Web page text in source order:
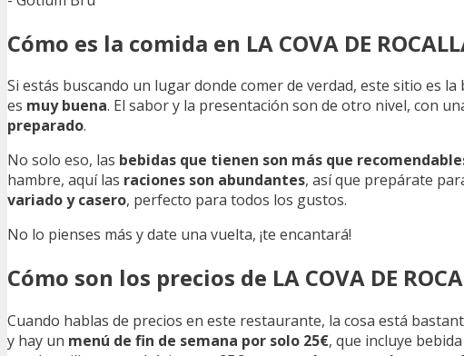
Cómo es la comida en LA COVA DE
Si estás buscando un lugar donde comer de verdad, este sitio es la
es muy buena. El sabor y la presentación son de otro nivel, con
preparado.
No solo eso, las bebidas que tienen son más que
hambre, aquí las raciones son abundantes, así que prepárate
variado y casero, perfecto para todos los gustos.
No lo pienses más y date una vuelta, ¡te encantará!
Cómo son los precios de LA COVA DE
Cuando hablas de precios en este restaurante, la cosa está
y hay un menú de fin de semana por solo 25€, que incluye